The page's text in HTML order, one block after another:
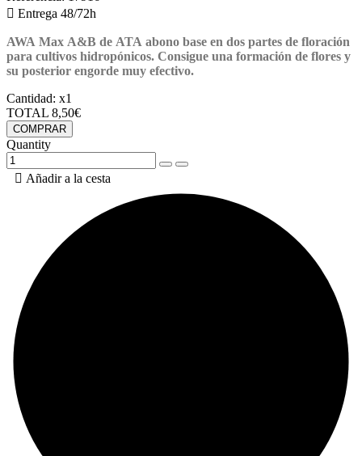
 Entrega 48/72h
AWA Max A&B de ATA abono base en dos partes de floración
para cultivos hidropónicos. Consigue una formación de flores y
su posterior engorde muy efectivo.
Cantidad: x1
TOTAL 8,50€
COMPRAR
Quantity
 Añadir a la cesta